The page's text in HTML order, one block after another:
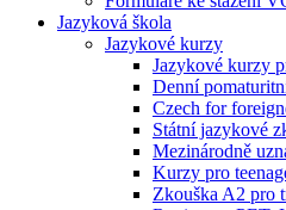
Jazyková škola
Jazykové kurzy
Jazykové kurzy
Denní
Czech for
Státní jazykové
Mezinárodně
Kurzy pro
Zkouška A2 pro